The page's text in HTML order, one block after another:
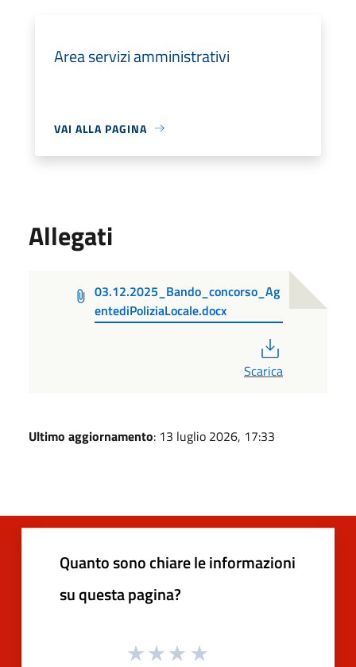
Area servizi amministrativi
VAI ALLA PAGINA
Allegati
03.12.2025_Bando_concorso_Ag
entediPoliziaLocale.docx
Scarica
Ultimo aggiornamento: 13 luglio 2026, 17:33
Quanto sono chiare le informazioni
su questa pagina?